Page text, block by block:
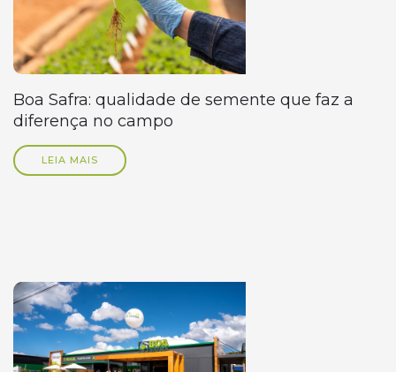
Boa Safra: qualidade de semente que faz a
diferença no campo
LEIA MAIS